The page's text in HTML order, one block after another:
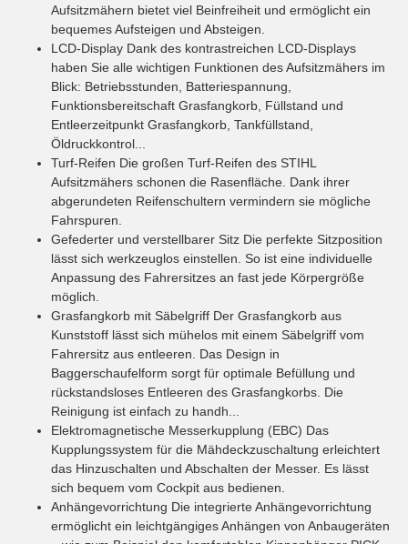
Aufsitzmähern bietet viel Beinfreiheit und ermöglicht ein
bequemes Aufsteigen und Absteigen.
LCD-Display Dank des kontrastreichen LCD-Displays
haben Sie alle wichtigen Funktionen des Aufsitzmähers im
Blick: Betriebsstunden, Batteriespannung,
Funktionsbereitschaft Grasfangkorb, Füllstand und
Entleerzeitpunkt Grasfangkorb, Tankfüllstand,
Öldruckkontrol...
Turf-Reifen Die großen Turf-Reifen des STIHL
Aufsitzmähers schonen die Rasenfläche. Dank ihrer
abgerundeten Reifenschultern vermindern sie mögliche
Fahrspuren.
Gefederter und verstellbarer Sitz Die perfekte Sitzposition
lässt sich werkzeuglos einstellen. So ist eine individuelle
Anpassung des Fahrersitzes an fast jede Körpergröße
möglich.
Grasfangkorb mit Säbelgriff Der Grasfangkorb aus
Kunststoff lässt sich mühelos mit einem Säbelgriff vom
Fahrersitz aus entleeren. Das Design in
Baggerschaufelform sorgt für optimale Befüllung und
rückstandsloses Entleeren des Grasfangkorbs. Die
Reinigung ist einfach zu handh...
Elektromagnetische Messerkupplung (EBC) Das
Kupplungssystem für die Mähdeckzuschaltung erleichtert
das Hinzuschalten und Abschalten der Messer. Es lässt
sich bequem vom Cockpit aus bedienen.
Anhängevorrichtung Die integrierte Anhängevorrichtung
ermöglicht ein leichtgängiges Anhängen von Anbaugeräten